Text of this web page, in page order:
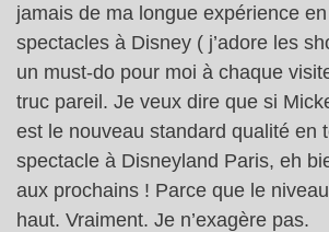
jamais de ma longue expérience
spectacles à Disney ( j’adore les
un must-do pour moi à chaque
truc pareil. Je veux dire que si
est le nouveau standard qualité en
spectacle à Disneyland Paris, eh
aux prochains ! Parce que le
haut. Vraiment. Je n’exagère pas.